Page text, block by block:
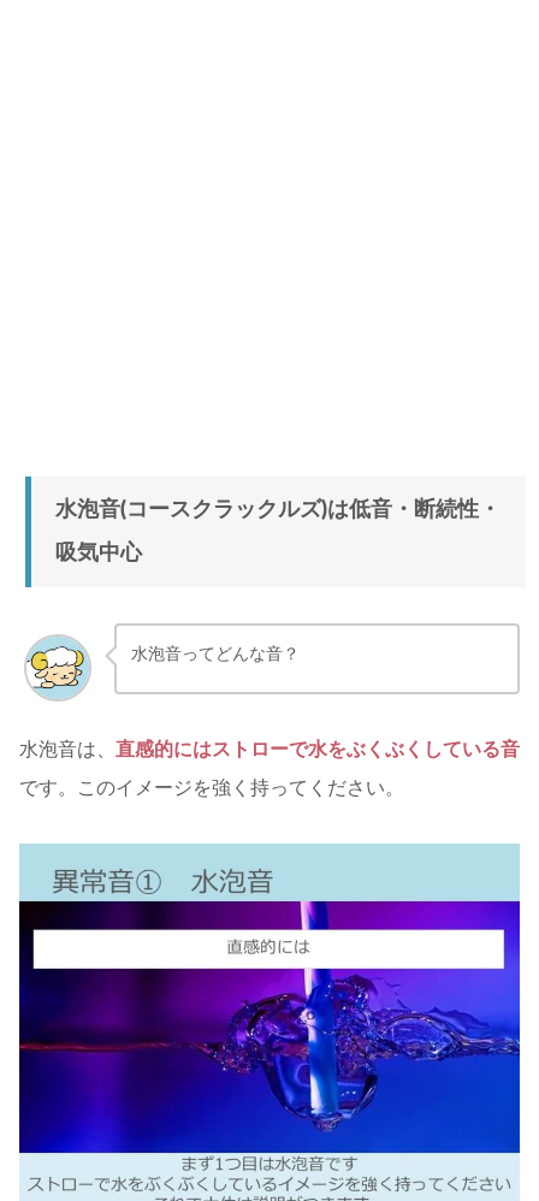
水泡音(コースクラックルズ)は低音・断続性・
吸気中心
水泡音ってどんな音？
水泡音は、 直感的にはストローで水をぶくぶくしている音
です。このイメージを強く持ってください。